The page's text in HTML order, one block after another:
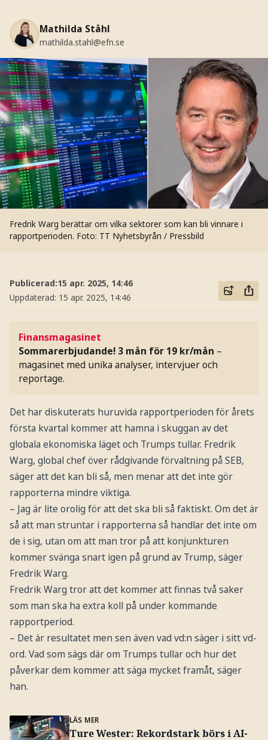
Mathilda Ståhl
mathilda.stahl@efn.se
Fredrik Warg berättar om vilka sektorer som kan bli vinnare i
rapportperioden. Foto: TT Nyhetsbyrån / Pressbild
Publicerad:15 apr. 2025, 14:46
Uppdaterad: 15 apr. 2025, 14:46
Finansmagasinet
Sommarerbjudande! 3 mån för 19 kr/mån –
magasinet med unika analyser, intervjuer och
reportage.
Det har diskuterats huruvida rapportperioden för årets
första kvartal kommer att hamna i skuggan av det
globala ekonomiska läget och Trumps tullar. Fredrik
Warg, global chef över rådgivande förvaltning på SEB,
säger att det kan bli så, men menar att det inte gör
rapporterna mindre viktiga.
– Jag är lite orolig för att det ska bli så faktiskt. Om det är
så att man struntar i rapporterna så handlar det inte om
de i sig, utan om att man tror på att konjunkturen
kommer svänga snart igen på grund av Trump, säger
Fredrik Warg.
Fredrik Warg tror att det kommer att finnas två saker
som man ska ha extra koll på under kommande
rapportperiod.
– Det är resultatet men sen även vad vd:n säger i sitt vd-
ord. Vad som sägs där om Trumps tullar och hur det
påverkar dem kommer att säga mycket framåt, säger
han.
LÄS MER
Ture Wester: Rekordstark börs i AI-